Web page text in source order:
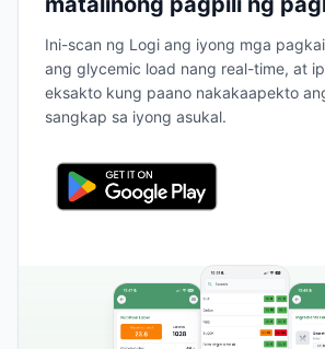
Ini-scan ng Logi ang iyong mga
ang glycemic load nang real-time, at
eksakto kung paano nakakaapekto
sangkap sa iyong asukal.